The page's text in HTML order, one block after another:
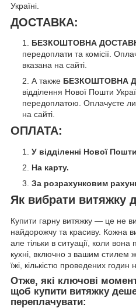
Україні.
ДОСТАВКА:
БЕЗКОШТОВНА
передоплати та комісії.
вказана на сайті.
А также БЕЗКОШТОВНА
відділення Нової Пошти
передоплатою. Оплачуєте
на сайті.
ОПЛАТА:
У відділенні Нової
На карту.
За розрахунковим
Як вибрати витяжку
Купити гарну витяжку — це не
найдорожчу та красиву. Кожна
але тільки в ситуації, коли
кухні, включно з вашим стилем
їжі, кількістю проведених годин
Отже, які ключові
щоб купити витяжку
переплачувати: